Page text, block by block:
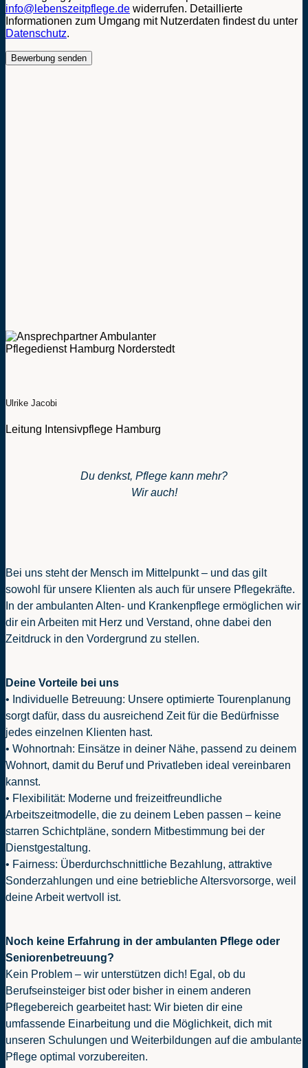
info@lebenszeitpflege.de widerrufen. Detaillierte
Informationen zum Umgang mit Nutzerdaten findest du unter
Datenschutz.
Ulrike Jacobi
Leitung Intensivpflege Hamburg
Du denkst, Pflege kann mehr?
Wir auch!
Bei uns steht der Mensch im Mittelpunkt – und das gilt
sowohl für unsere Klienten als auch für unsere Pflegekräfte.
In der ambulanten Alten- und Krankenpflege ermöglichen wir
dir ein Arbeiten mit Herz und Verstand, ohne dabei den
Zeitdruck in den Vordergrund zu stellen.
Deine Vorteile bei uns
• Individuelle Betreuung: Unsere optimierte Tourenplanung
sorgt dafür, dass du ausreichend Zeit für die Bedürfnisse
jedes einzelnen Klienten hast.
• Wohnortnah: Einsätze in deiner Nähe, passend zu deinem
Wohnort, damit du Beruf und Privatleben ideal vereinbaren
kannst.
• Flexibilität: Moderne und freizeitfreundliche
Arbeitszeitmodelle, die zu deinem Leben passen – keine
starren Schichtpläne, sondern Mitbestimmung bei der
Dienstgestaltung.
• Fairness: Überdurchschnittliche Bezahlung, attraktive
Sonderzahlungen und eine betriebliche Altersvorsorge, weil
deine Arbeit wertvoll ist.
Noch keine Erfahrung in der ambulanten Pflege oder
Seniorenbetreuung?
Kein Problem – wir unterstützen dich! Egal, ob du
Berufseinsteiger bist oder bisher in einem anderen
Pflegebereich gearbeitet hast: Wir bieten dir eine
umfassende Einarbeitung und die Möglichkeit, dich mit
unseren Schulungen und Weiterbildungen auf die ambulante
Pflege optimal vorzubereiten.